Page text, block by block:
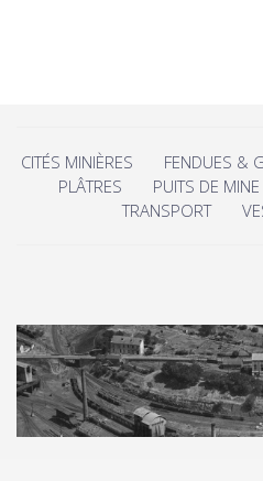
CITÉS MINIÈRES FENDUES &
PLÂTRES
PUITS DE MINE
TRANSPORT